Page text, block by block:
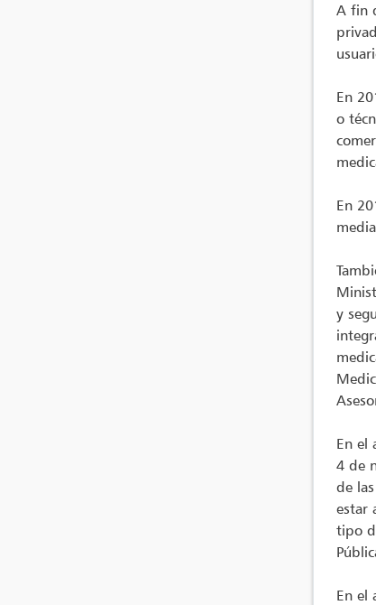
A fin
En
o
En
y
En el
4 de
de
estar
tipo
En el